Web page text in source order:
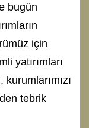
bugün
için
yatırımları
kurumlarımızı
tebrik